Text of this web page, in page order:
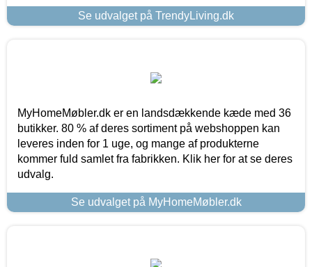
Se udvalget på TrendyLiving.dk
MyHomeMøbler.dk er en landsdækkende kæde med 36
butikker. 80 % af deres sortiment på webshoppen kan
leveres inden for 1 uge, og mange af produkterne
kommer fuld samlet fra fabrikken. Klik her for at se deres
udvalg.
Se udvalget på MyHomeMøbler.dk